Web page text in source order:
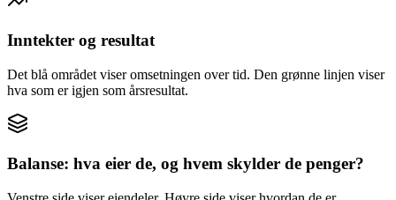
Inntekter og resultat
Det blå området viser omsetningen over tid. Den grønne linjen viser
hva som er igjen som årsresultat.
Balanse: hva eier de, og hvem skylder de penger?